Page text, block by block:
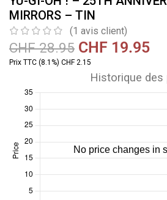
MIRRORS – TIN
(1 avis client)
CHF28.95 CHF 19.95
Prix TTC (8.1%) CHF 2.15
Historique des